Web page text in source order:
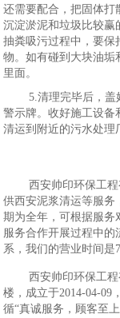
还需要配合，把固体打
沉淀淤泥和垃圾比较赢
抽粪吸污过程中，要保
物。如有碰到大块油垢
里面。
5.清理完毕后，
警示牌。收好施工设备
清运到附近的污水处理
西安帅印环保工
供西安泥浆清运等服务
期为全年，可根据服务
服务合作开展过程中的
系，我们的营业时间是
西安帅印环保工
楼，成立于2014-04-09
循“真诚服务，顾客至